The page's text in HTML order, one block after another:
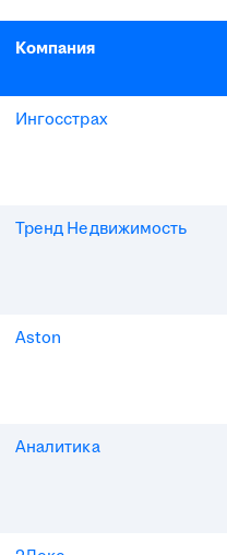
Компания
Ингосстрах
Тренд Недвижимость
Aston
Аналитика